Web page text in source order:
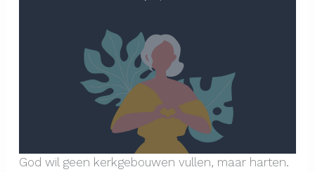
God wil geen kerkgebouwen vullen, maar harten.